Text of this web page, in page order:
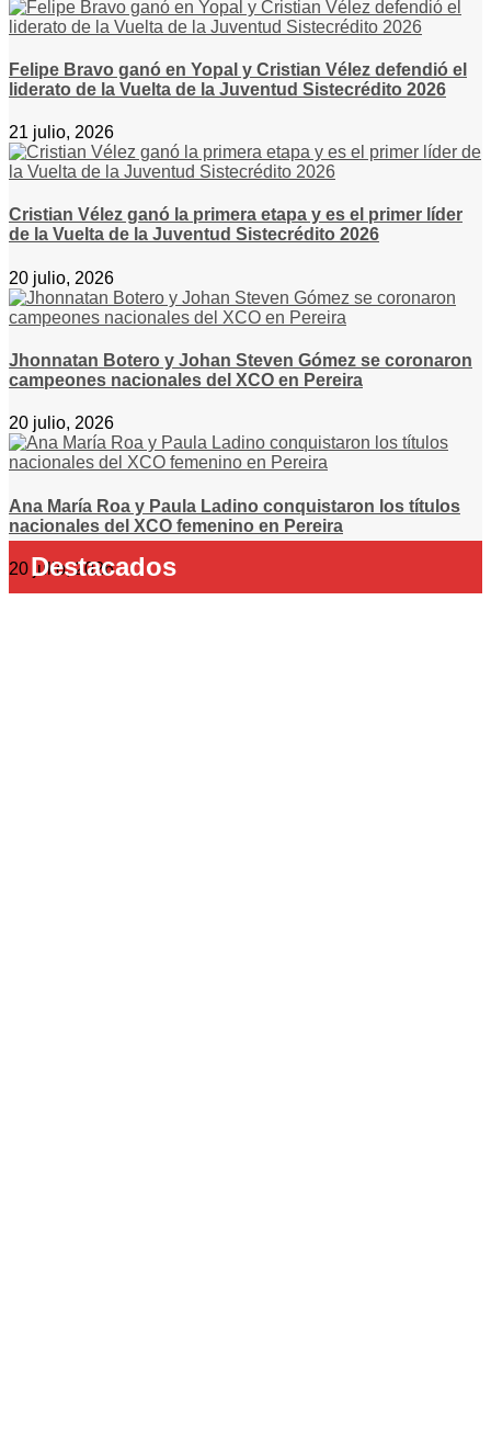
Felipe Bravo ganó en Yopal y Cristian Vélez defendió el
liderato de la Vuelta de la Juventud Sistecrédito 2026
21 julio, 2026
Cristian Vélez ganó la primera etapa y es el primer líder
de la Vuelta de la Juventud Sistecrédito 2026
20 julio, 2026
Jhonnatan Botero y Johan Steven Gómez se coronaron
campeones nacionales del XCO en Pereira
20 julio, 2026
Ana María Roa y Paula Ladino conquistaron los títulos
nacionales del XCO femenino en Pereira
20 julio, 2026
Destacados